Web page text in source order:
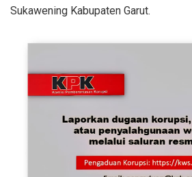
Sukawening Kabupaten Garut.